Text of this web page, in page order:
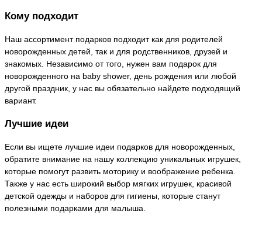
Кому подходит
Наш ассортимент подарков подходит как для родителей
новорожденных детей, так и для родственников, друзей и
знакомых. Независимо от того, нужен вам подарок для
новорожденного на baby shower, день рождения или любой
другой праздник, у нас вы обязательно найдете подходящий
вариант.
Лучшие идеи
Если вы ищете лучшие идеи подарков для новорожденных,
обратите внимание на нашу коллекцию уникальных игрушек,
которые помогут развить моторику и воображение ребенка.
Также у нас есть широкий выбор мягких игрушек, красивой
детской одежды и наборов для гигиены, которые станут
полезными подарками для малыша.